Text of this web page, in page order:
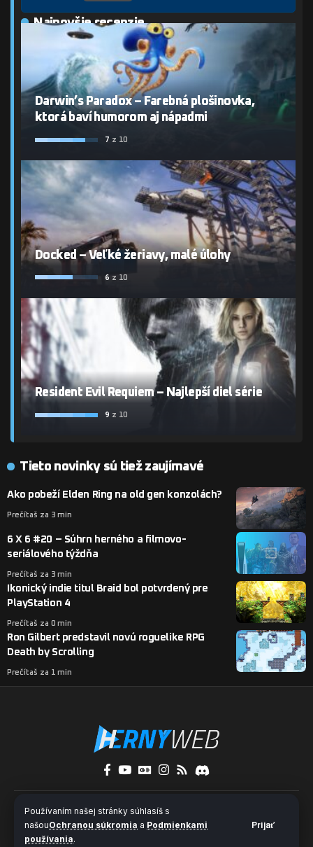
Používaním našej stránky súhlasíš s
našouOchranou súkromia a Podmienkami
používania.
Prijať
Najnovšie recenzie
Darwin’s Paradox – Farebná plošinovka,
ktorá baví humorom aj nápadmi
7 z 10
Docked – Veľké žeriavy, malé úlohy
6 z 10
Resident Evil Requiem – Najlepší diel série
9 z 10
Tieto novinky sú tiež zaujímavé
Ako pobeží Elden Ring na old gen konzolách?
Prečítaš za 3 min
6 X 6 #20 – Súhrn herného a filmovo-
seriálového týždňa
Prečítaš za 3 min
Ikonický indie titul Braid bol potvrdený pre
PlayStation 4
Prečítaš za 0 min
Ron Gilbert predstavil novú roguelike RPG
Death by Scrolling
Prečítaš za 1 min
O nás Kontakty
Ochrana súkromia a súbory cookies